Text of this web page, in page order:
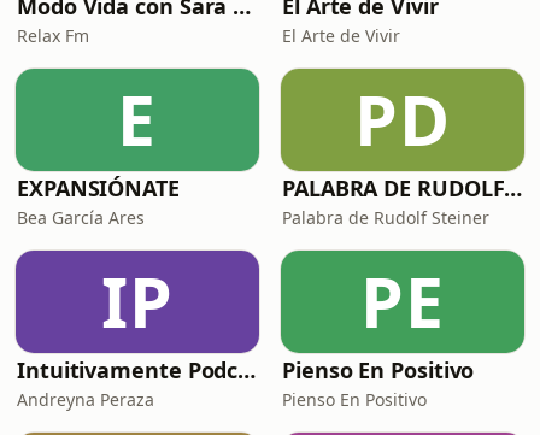
Modo Vida con Sara Manzaneque
Relax Fm
El Arte de Vivir
El Arte de Vivir
E
EXPANSIÓNATE
Bea García Ares
PD
PALABRA DE RUDOLF STEINER
Palabra de Rudolf Steiner
IP
Intuitivamente Podcast
Andreyna Peraza
PE
Pienso En Positivo
Pienso En Positivo